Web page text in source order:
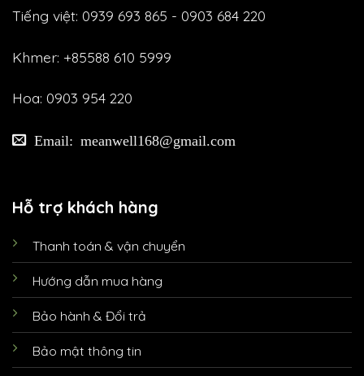
Tiếng việt: 0939 693 865 - 0903 684 220
Khmer: +85588 610 5999
Hoa: 0903 954 220
Email: meanwell168@gmail.com
Hỗ trợ khách hàng
Thanh toán & vận chuyển
Hướng dẫn mua hàng
Bảo hành & Đổi trả
Bảo mật thông tin